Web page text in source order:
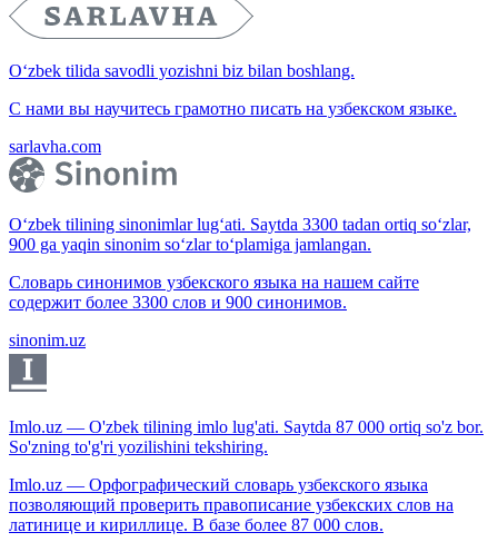
O‘zbek tilida savodli yozishni biz bilan boshlang.
С нами вы научитесь грамотно писать на узбекском языке.
sarlavha.com
O‘zbek tilining sinonimlar lug‘ati. Saytda 3300 tadan ortiq so‘zlar,
900 ga yaqin sinonim so‘zlar to‘plamiga jamlangan.
Словарь синонимов узбекского языка на нашем сайте
содержит более 3300 слов и 900 синонимов.
sinonim.uz
Imlo.uz — O'zbek tilining imlo lug'ati. Saytda 87 000 ortiq so'z bor.
So'zning to'g'ri yozilishini tekshiring.
Imlo.uz — Орфографический словарь узбекского языка
позволяющий проверить правописание узбекских слов на
латинице и кириллице. В базе более 87 000 слов.